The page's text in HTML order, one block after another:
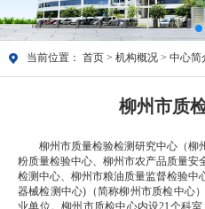
当前位置： 首页 > 机构概况 > 中心简
柳州市质
柳州市质量检验检测研究中心（柳
粉质量检验中心、柳州市农产品质量安
检测中心、柳州市粮油质量监督检验中
器械检测中心)（简称柳州市质检中心
业单位。柳州市质检中心内设21个科